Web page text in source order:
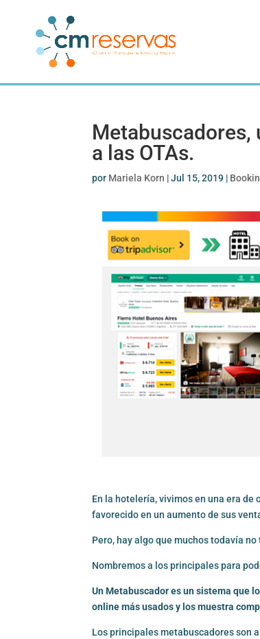
Metabuscadores,
a las OTAs.
por Mariela Korn |Jul 15, 2019 |
En la hotelería, vivimos en una era
favorecido en un aumento de sus
Pero, hay algo que muchos todavía
Nombremos a los principales para
Un Metabuscador es un sistema que
online más usados y los muestra
Los principales metabuscadores son